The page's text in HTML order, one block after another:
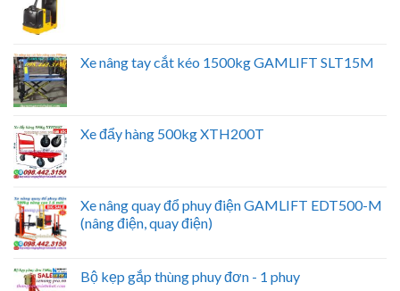
Xe nâng tay cắt kéo 1500kg GAMLIFT SLT15M
Xe đẩy hàng 500kg XTH200T
Xe nâng quay đổ phuy điện GAMLIFT EDT500-M
(nâng điện, quay điện)
Bộ kẹp gắp thùng phuy đơn - 1 phuy